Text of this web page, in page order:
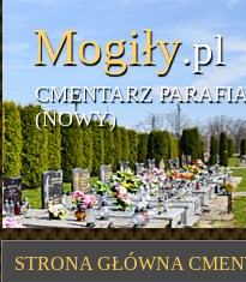
Mogiły.pl
CMENTARZ
(NOWY)
STRONA GŁÓWNA